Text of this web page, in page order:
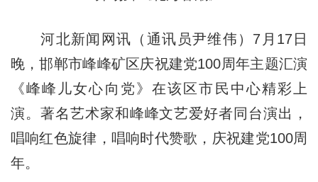
河北新闻网讯（通讯员尹维伟）7月17日
晚，邯郸市峰峰矿区庆祝建党100周年主题汇演
《峰峰儿女心向党》在该区市民中心精彩上
演。著名艺术家和峰峰文艺爱好者同台演出，
唱响红色旋律，唱响时代赞歌，庆祝建党100周
年。